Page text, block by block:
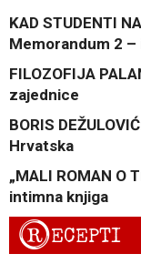
KAD STUDENTI
Memorandum 2 –
FILOZOFIJA
zajednice
BORIS
Hrvatska
„MALI ROMAN O
intimna knjiga
RECEPTI